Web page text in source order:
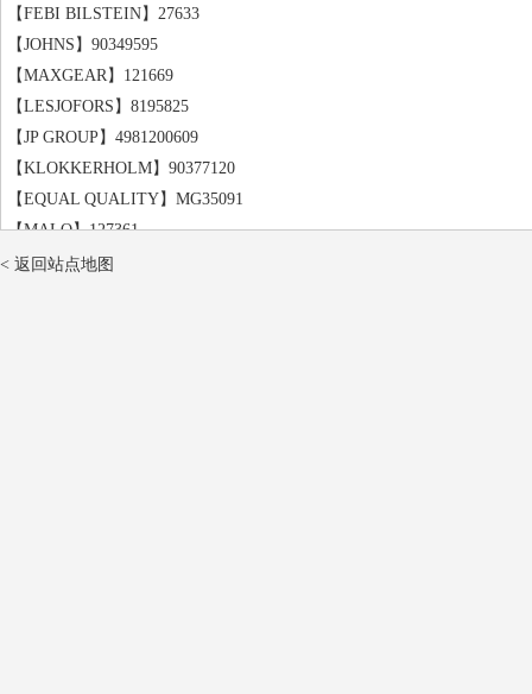
【FEBI BILSTEIN】27633
【JOHNS】90349595
【MAXGEAR】121669
【LESJOFORS】8195825
【JP GROUP】4981200609
【KLOKKERHOLM】90377120
【EQUAL QUALITY】MG35091
【MALO】127361
【蒙诺】ML5685
< 返回站点地图